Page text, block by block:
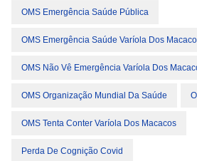
OMS Emergência Saúde Pública
OMS Emergência Saúde Varíola Dos
OMS Não Vê Emergência Varíola Dos
OMS Organização Mundial Da Saúde
OMS Tenta Conter Varíola Dos Macacos
Perda De Cognição Covid